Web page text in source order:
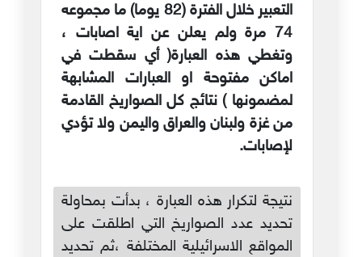
التعبير خلال الفترة (82 يوما) ما مجموعه
74 مرة ولم يعلن عن اية اصابات ،
وتغطي هذه العبارة( أي سقطت في
اماكن مفتوحة او العبارات المشابهة
لمضمونها ) نتائج كل الصواريخ القادمة
من غزة ولبنان والعراق واليمن ولا تؤدي
لإصابات.
نتيجة لتكرار هذه العبارة ، بدأت بمحاولة
تحديد عدد الصواريخ التي اطلقت على
المواقع الاسرائيلية المختلفة ،ثم تحديد